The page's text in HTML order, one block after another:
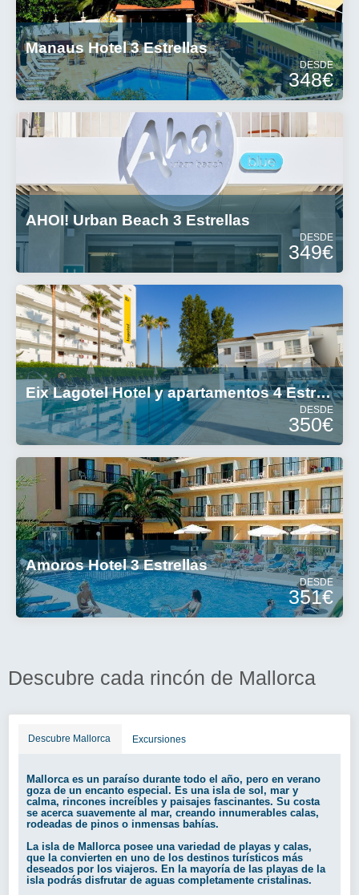
Manaus Hotel 3 Estrellas
DESDE
348€
AHOI! Urban Beach 3 Estrellas
DESDE
349€
Eix Lagotel Hotel y apartamentos 4 Estrellas
DESDE
350€
Amoros Hotel 3 Estrellas
DESDE
351€
Descubre cada rincón de Mallorca
Descubre Mallorca Excursiones
Mallorca es un paraíso durante todo el año, pero en verano
goza de un encanto especial. Es una isla de sol, mar y
calma, rincones increíbles y paisajes fascinantes. Su costa
se acerca suavemente al mar, creando innumerables calas,
rodeadas de pinos o inmensas bahías.
La isla de Mallorca posee una variedad de playas y calas,
que la convierten en uno de los destinos turísticos más
deseados por los viajeros. En la mayoría de las playas de la
isla podrás disfrutar de aguas completamente cristalinas.